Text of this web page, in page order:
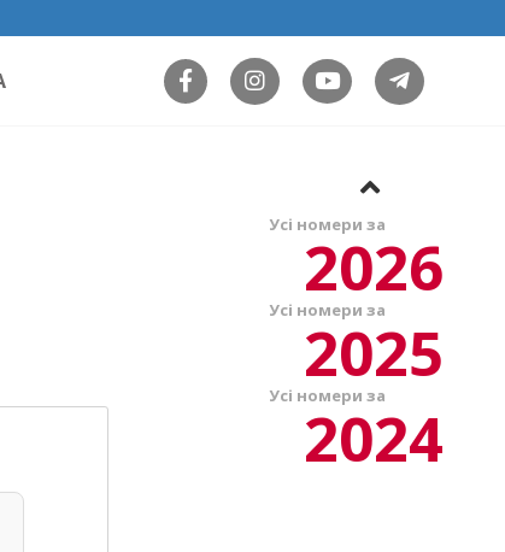
Усі номери за
2026
Усі номери за
2025
Усі номери за
2024